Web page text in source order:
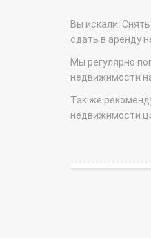
Вы искали:
сдать в аренду
Мы регулярно
недвижимости
Так же
недвижимости